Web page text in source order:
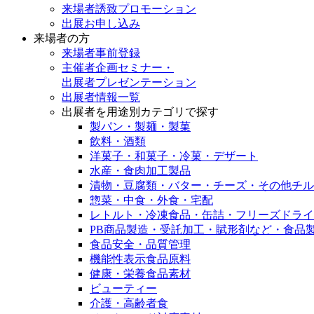
来場者誘致プロモーション
出展お申し込み
来場者の方
来場者事前登録
主催者企画セミナー・
出展者プレゼンテーション
出展者情報一覧
出展者を用途別カテゴリで探す
製パン・製麺・製菓
飲料・酒類
洋菓子・和菓子・冷菓・デザート
水産・食肉加工製品
漬物・豆腐類・バター・チーズ・その他チ
惣菜・中食・外食・宅配
レトルト・冷凍食品・缶詰・フリーズドラ
PB商品製造・受託加工・賦形剤など・食品
食品安全・品質管理
機能性表示食品原料
健康・栄養食品素材
ビューティー
介護・高齢者食